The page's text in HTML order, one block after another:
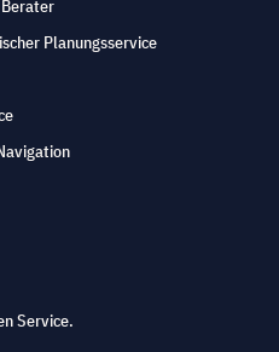
Planungsservice
Service.